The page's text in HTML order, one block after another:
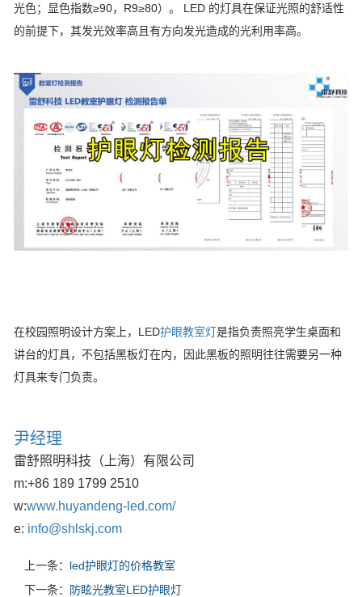
光色；显色指数≥90，R9≥80）。 LED 的灯具在保证光照的舒适性
的前提下，其发光效率高且有方向发光造成的光利用率高。
在校园照明设计方案上，LED护眼教室灯是指负责照亮学生桌面和
讲台的灯具，不包括黑板灯在内，因此黑板的照明往往需要另一种
灯具来专门负责。
尹经理
雷舒照明科技（上海）有限公司
m:+86 189 1799 2510
w:www.huyandeng-led.com/
e: info@shlskj.com
上一条： led护眼灯的价格教室
下一条： 防眩光教室LED护眼灯